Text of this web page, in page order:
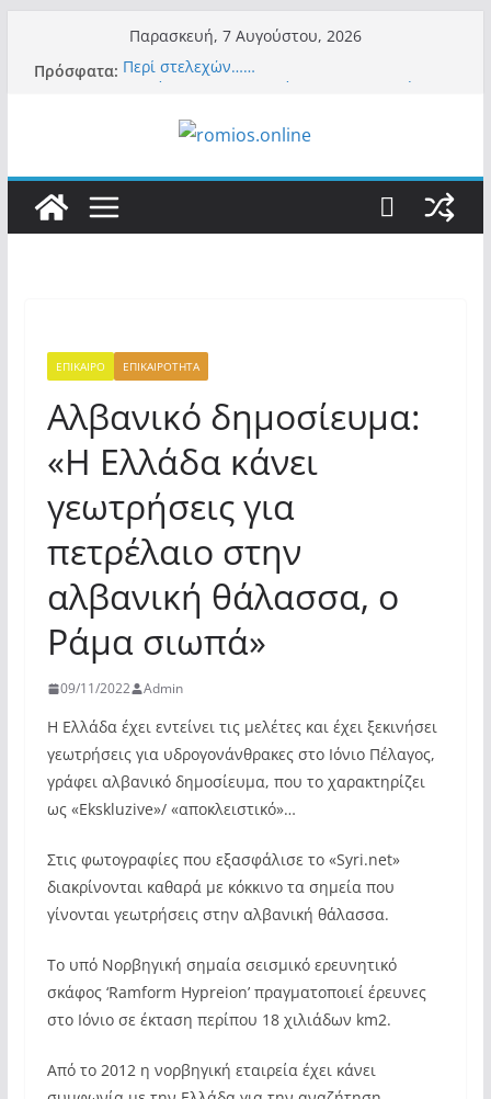
περιεχόμενο
Παρασκευή, 7 Αυγούστου, 2026
Πρόσφατα: Περί στελεχών……
είναι το Κίνημα της Μ.Καρυστιανού και όχι
το διεφθαρμένο σύστημα εξουσίας»
Κασιδιάρη – Οι ένοικοι του Μαξίμου σε
πανικό, πατριωτικό τσουνάμι σαρώνει την
«Έλληνες» η κυβέρνηση! (φωτο)
ΕΠΙΚΑΙΡΟ ΕΠΙΚΑΙΡΟΤΗΤΑ
Αλβανικό δημοσίευμα:
«Η Ελλάδα κάνει
γεωτρήσεις για
πετρέλαιο στην
αλβανική θάλασσα, ο
Ράμα σιωπά»
09/11/2022 Admin
Η Ελλάδα έχει εντείνει τις μελέτες και έχει ξεκινήσει
γεωτρήσεις για υδρογονάνθρακες στο Ιόνιο Πέλαγος,
γράφει αλβανικό δημοσίευμα, που το χαρακτηρίζει
ως «Ekskluzive»/ «αποκλειστικό»…
Στις φωτογραφίες που εξασφάλισε το «Syri.net»
διακρίνονται καθαρά με κόκκινο τα σημεία που
γίνονται γεωτρήσεις στην αλβανική θάλασσα.
Το υπό Νορβηγική σημαία σεισμικό ερευνητικό
σκάφος ‘Ramform Hypreion’ πραγματοποιεί έρευνες
στο Ιόνιο σε έκταση περίπου 18 χιλιάδων km2.
Από το 2012 η νορβηγική εταιρεία έχει κάνει